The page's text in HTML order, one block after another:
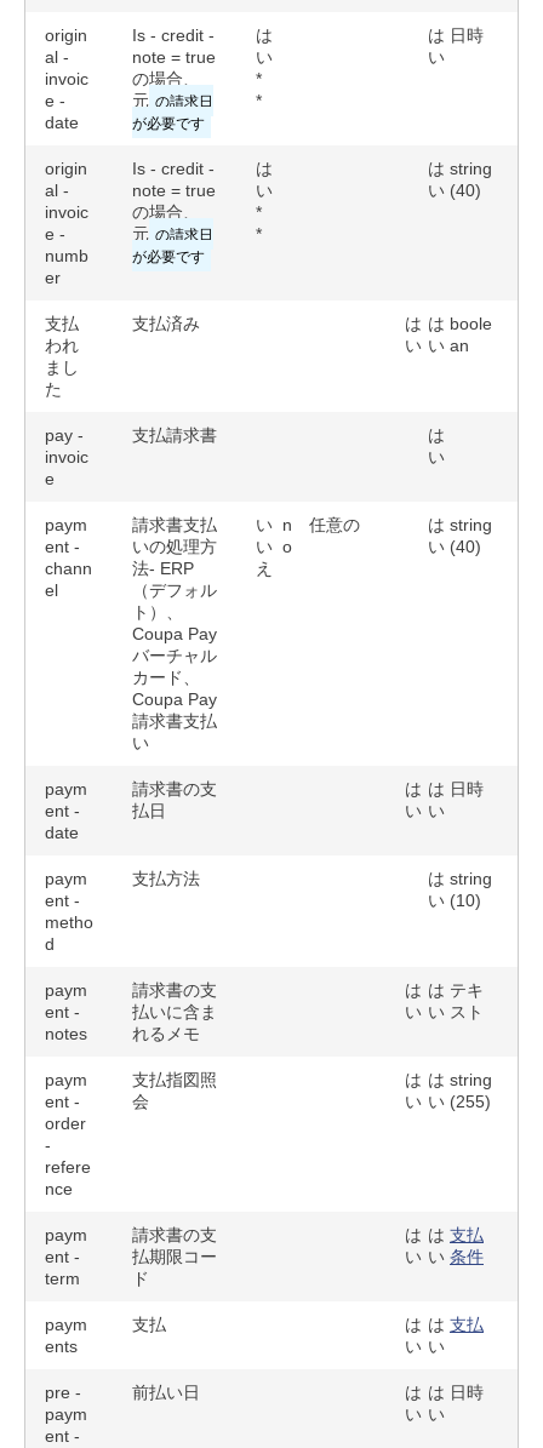
origin
al -
invoic
e -
date
Is - credit -
note = true
の場合、
元 の請求日
が必要です
は
い
*
*
は
い
日時
origin
al -
invoic
e -
numb
er
Is - credit -
note = true
の場合、
元 の請求日
が必要です
は
い
*
*
は
い
string
(40)
支払
われ
まし
た
支払済み
は
い
は
い
boole
an
pay -
invoic
e
支払請求書
は
い
paym
ent -
chann
el
請求書支払
いの処理方
法- ERP
（デフォル
ト）、
Coupa Pay
バーチャル
カード、
Coupa Pay
請求書支払
い
い
い
え
n
o
任意の
は
い
string
(40)
paym
ent -
date
請求書の支
払日
は
い
は
い
日時
paym
ent -
metho
d
支払方法
は
い
string
(10)
paym
ent -
notes
請求書の支
払いに含ま
れるメモ
は
い
は
い
テキ
スト
paym
ent -
order
-
refere
nce
支払指図照
会
は
い
は
い
string
(255)
paym
ent -
term
請求書の支
払期限コー
ド
は
い
は
い
支払
条件
paym
ents
支払
は
い
は
い
支払
pre -
paym
ent -
前払い日
は
い
は
い
日時